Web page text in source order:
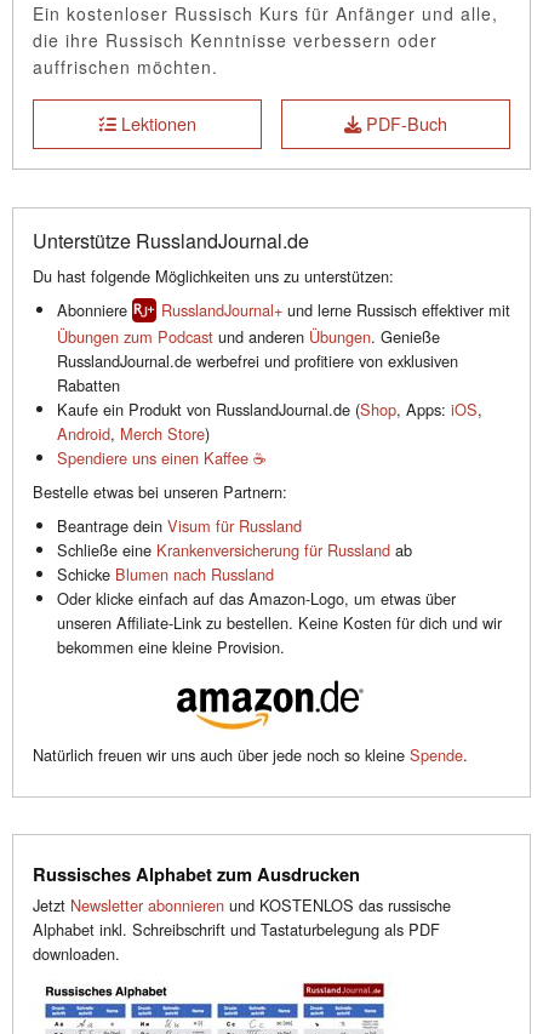
Ein kostenloser Russisch Kurs für Anfänger und alle,
die ihre Russisch Kenntnisse verbessern oder
auffrischen möchten.
Lektionen PDF-Buch
Unterstütze RusslandJournal.de
Du hast folgende Möglichkeiten uns zu unterstützen:
Abonniere
RusslandJournal+ und lerne Russisch effektiver mit
Übungen zum Podcast und anderen Übungen. Genieße
RusslandJournal.de werbefrei und profitiere von exklusiven
Rabatten
Kaufe ein Produkt von RusslandJournal.de (Shop, Apps: iOS,
Android, Merch Store)
Spendiere uns einen Kaffee ☕️
Bestelle etwas bei unseren Partnern:
Beantrage dein Visum für Russland
Schließe eine Krankenversicherung für Russland ab
Schicke Blumen nach Russland
Oder klicke einfach auf das Amazon-Logo, um etwas über
unseren Affiliate-Link zu bestellen. Keine Kosten für dich und wir
bekommen eine kleine Provision.
Natürlich freuen wir uns auch über jede noch so kleine Spende.
Russisches Alphabet zum Ausdrucken
Jetzt Newsletter abonnieren und KOSTENLOS das russische
Alphabet inkl. Schreibschrift und Tastaturbelegung als PDF
downloaden.